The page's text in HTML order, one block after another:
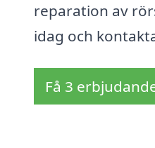
reparation av
idag och
Få 3